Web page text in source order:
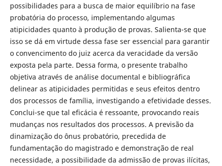
possibilidades para a busca de maior equilíbrio na fase
probatória do processo, implementando algumas
atipicidades quanto à produção de provas. Salienta-se que
isso se dá em virtude dessa fase ser essencial para garantir
o convencimento do juiz acerca da veracidade da versão
exposta pela parte. Dessa forma, o presente trabalho
objetiva através de análise documental e bibliográfica
delinear as atipicidades permitidas e seus efeitos dentro
dos processos de família, investigando a efetividade desses.
Conclui-se que tal eficácia é ressoante, provocando reais
mudanças nos resultados dos processos. A previsão da
dinamização do ônus probatório, precedida de
fundamentação do magistrado e demonstração de real
necessidade, a possibilidade da admissão de provas ilícitas,